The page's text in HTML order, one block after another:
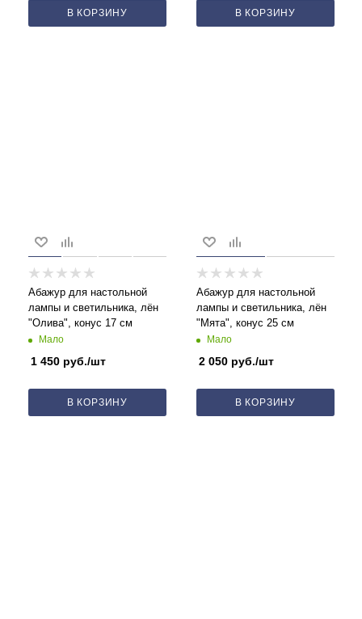
В КОРЗИНУ В КОРЗИНУ
Абажур для настольной
лампы и светильника, лён
"Олива", конус 17 см
Мало
1 450 руб./шт
В КОРЗИНУ
Абажур для настольной
лампы и светильника, лён
"Мята", конус 25 см
Мало
2 050 руб./шт
В КОРЗИНУ